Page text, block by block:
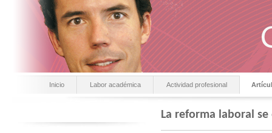
Inicio Labor académica Actividad profesional
La reforma laboral